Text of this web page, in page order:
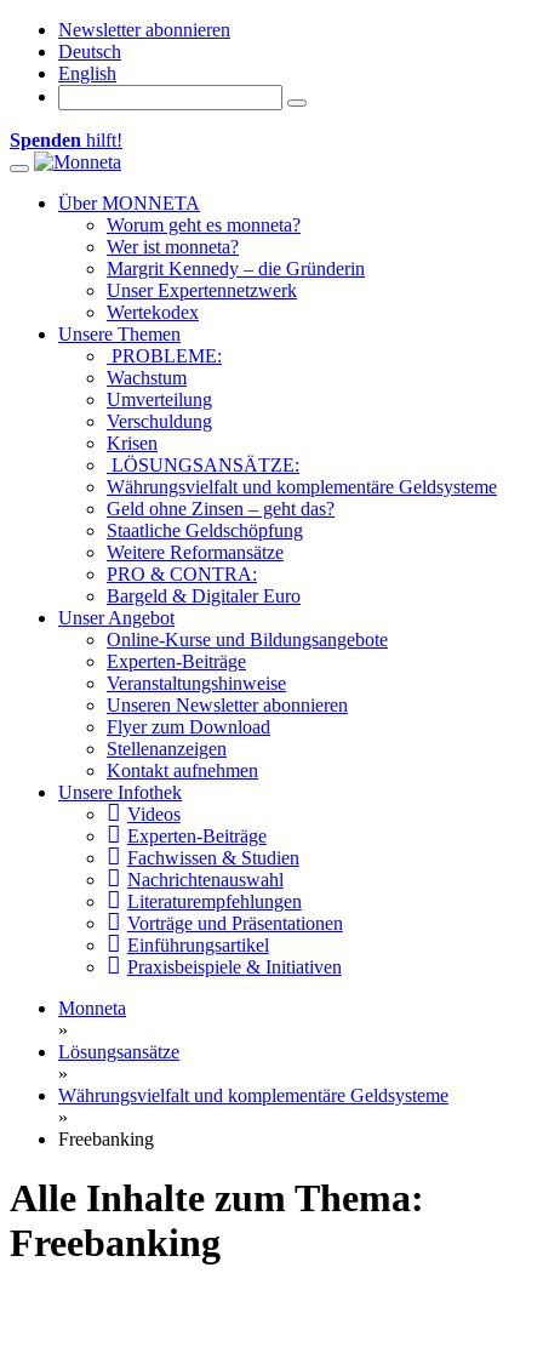
Newsletter abonnieren
Deutsch
English
Spenden hilft!
Toggle navigation
Über MONNETA
Worum geht es monneta?
Wer ist monneta?
Margrit Kennedy – die Gründerin
Unser Expertennetzwerk
Wertekodex
Unsere Themen
PROBLEME:
Wachstum
Umverteilung
Verschuldung
Krisen
LÖSUNGSANSÄTZE:
Währungsvielfalt und komplementäre Geldsysteme
Geld ohne Zinsen – geht das?
Staatliche Geldschöpfung
Weitere Reformansätze
PRO & CONTRA:
Bargeld & Digitaler Euro
Unser Angebot
Online-Kurse und Bildungsangebote
Experten-Beiträge
Veranstaltungshinweise
Unseren Newsletter abonnieren
Flyer zum Download
Stellenanzeigen
Kontakt aufnehmen
Unsere Infothek
Videos
Experten-Beiträge
Fachwissen & Studien
Nachrichtenauswahl
Literaturempfehlungen
Vorträge und Präsentationen
Einführungsartikel
Praxisbeispiele & Initiativen
Monneta
»
Lösungsansätze
»
Währungsvielfalt und komplementäre Geldsysteme
»
Freebanking
Alle Inhalte zum Thema:
Freebanking